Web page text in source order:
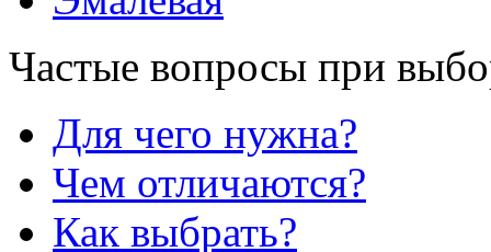
Частые вопросы при
Для чего нужна?
Чем отличаются?
Как выбрать?